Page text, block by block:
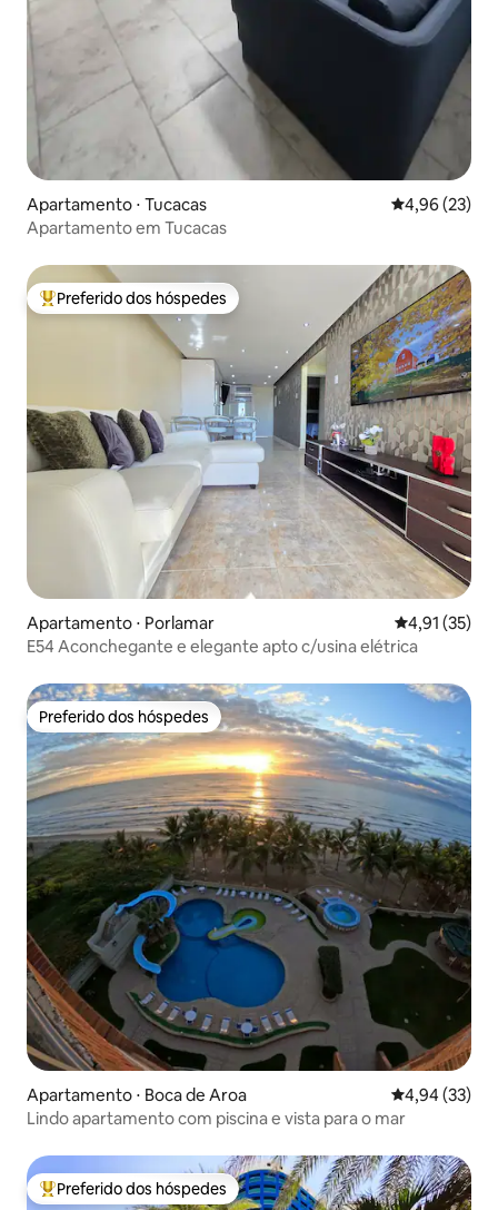
Apartamento ⋅ Tucacas 4,96 de uma
4,96 (23)
Apartamento em Tucacas
Entre os melhores preferidos dos hóspedes
Preferido dos hóspedes
Apartamento ⋅ Porlamar 4,91 de uma
4,91 (35)
E54 Aconchegante e elegante apto c/usina elétrica
Preferido dos hóspedes
Preferido dos hóspedes
Apartamento ⋅ Boca de Aroa 4,94 de uma
4,94 (33)
Lindo apartamento com piscina e vista para o mar
Entre os melhores preferidos dos hóspedes
Preferido dos hóspedes